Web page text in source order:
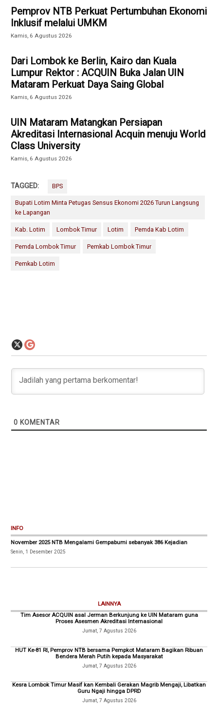
Pemprov NTB Perkuat Pertumbuhan Ekonomi
Inklusif melalui UMKM
Kamis, 6 Agustus 2026
Dari Lombok ke Berlin, Kairo dan Kuala
Lumpur Rektor : ACQUIN Buka Jalan UIN
Mataram Perkuat Daya Saing Global
Kamis, 6 Agustus 2026
UIN Mataram Matangkan Persiapan
Akreditasi Internasional Acquin menuju World
Class University
Kamis, 6 Agustus 2026
TAGGED: BPS
Bupati Lotim Minta Petugas Sensus Ekonomi 2026 Turun Langsung
ke Lapangan
Kab. Lotim Lombok Timur Lotim Pemda Kab Lotim
Pemda Lombok Timur Pemkab Lombok Timur
Pemkab Lotim
0 KOMENTAR
INFO
November 2025 NTB Mengalami Gempabumi sebanyak 386 Kejadian
Senin, 1 Desember 2025
LAINNYA
Tim Asesor ACQUIN asal Jerman Berkunjung ke UIN Mataram guna
Proses Asesmen Akreditasi Internasional
Jumat, 7 Agustus 2026
HUT Ke-81 RI, Pemprov NTB bersama Pempkot Mataram Bagikan Ribuan
Bendera Merah Putih kepada Masyarakat
Jumat, 7 Agustus 2026
Kesra Lombok Timur Masif kan Kembali Gerakan Magrib Mengaji, Libatkan
Guru Ngaji hingga DPRD
Jumat, 7 Agustus 2026